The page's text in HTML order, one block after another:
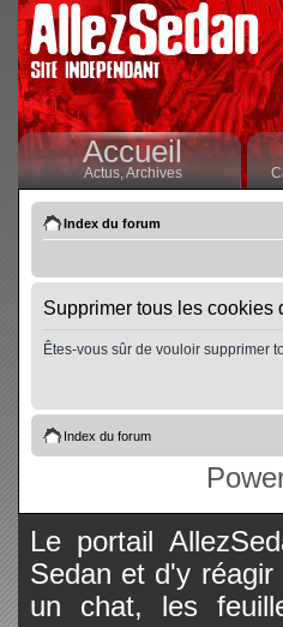
Accueil
Actus,Archives
Index du forum
Supprimer tous les cookies
Êtes-vous sûr de vouloir supprimer
Index du forum
Le portail
Sedan et d'y
un chat, les